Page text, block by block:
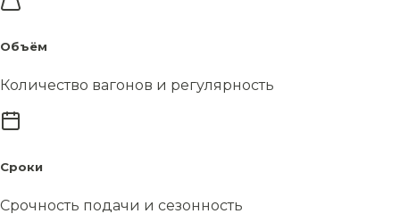
Объём
Количество вагонов и регулярность
Сроки
Срочность подачи и сезонность